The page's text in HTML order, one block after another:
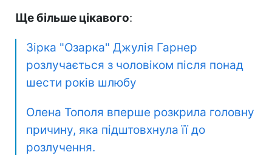
Ще більше цікавого:
Зірка "Озарка" Джулія Гарнер
розлучається з чоловіком після понад
шести років шлюбу
Олена Тополя вперше розкрила головну
причину, яка підштовхнула її до
розлучення.